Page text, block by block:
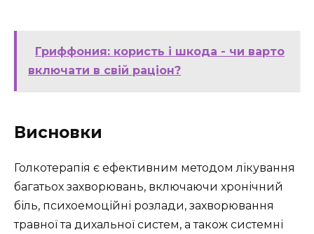
Гриффония: користь і шкода - чи варто
включати в свій раціон?
Висновки
Голкотерапія є ефективним методом лікування
багатьох захворювань, включаючи хронічний
біль, психоемоційні розлади, захворювання
травної та дихальної систем, а також системні